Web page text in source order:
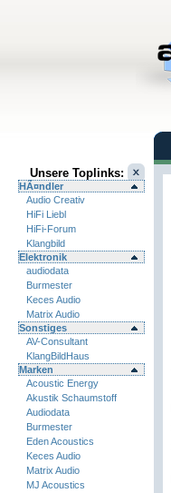
Unsere Toplinks:
HÃ¤ndler
Audio Creativ
HiFi Liebl
HiFi-Forum
Klangbild
Elektronik
audiodata
Burmester
Keces Audio
Matrix Audio
Sonstiges
AV-Consultant
KlangBildHaus
Marken
Acoustic Energy
Akustik Schaumstoff
Audiodata
Burmester
Eden Acoustics
Keces Audio
Matrix Audio
MJ Acoustics